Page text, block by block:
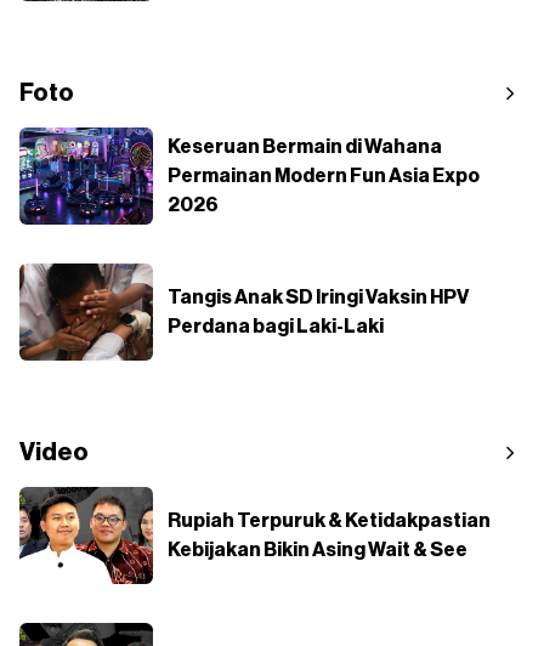
Foto
Keseruan Bermain di Wahana
Permainan Modern Fun Asia Expo
2026
Tangis Anak SD Iringi Vaksin HPV
Perdana bagi Laki-Laki
Video
Rupiah Terpuruk & Ketidakpastian
Kebijakan Bikin Asing Wait & See